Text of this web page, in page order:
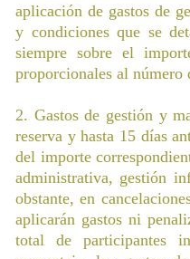
aplicación de gastos de
y condiciones que se
siempre sobre el
proporcionales al número
2. Gastos de gestión y
reserva y hasta 15 días
del importe
administrativa, gestión
obstante, en
aplicarán gastos ni
total de participantes